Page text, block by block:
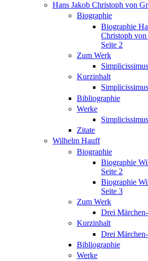
Hans Jakob Christoph von
Biographie
Biographie
Christoph von
Seite 2
Zum Werk
Simplicissimus
Kurzinhalt
Simplicissimus
Bibliographie
Werke
Simplicissimus
Zitate
Wilhelm Hauff
Biographie
Biographie
Seite 2
Biographie
Seite 3
Zum Werk
Drei
Kurzinhalt
Drei
Bibliographie
Werke